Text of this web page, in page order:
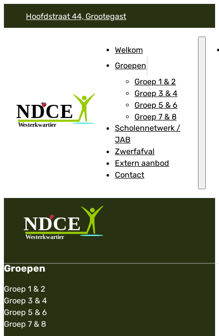
Hoofdstraat 44, Grootegast
Welkom
Groepen
Groep 1 & 2
Groep 3 & 4
Groep 5 & 6
Groep 7 & 8
Scholennetwerk /
JAB
Zwerfafval
Extern aanbod
Contact
Groepen
Groep 1 & 2
Groep 3 & 4
Groep 5 & 6
Groep 7 & 8